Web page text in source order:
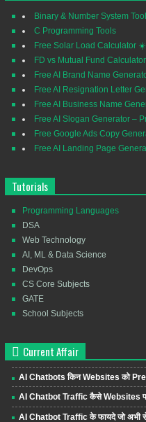
Binary & Number System
C Programming Tools
Free Solar Load Calculator ☀️
FD vs Mutual Fund Calculator
Free AI Brand Name
Free AI Resignation Letter
Free AI Business Name
Free AI Slogan Generator –
Free Google Ads Copy
Free AI Landing Page
Tutorials
Programming Languages
DSA
Web Technology
AI, ML & Data Science
DevOps
CS Core Subjects
GATE
School Subjects
Current Affair
AI Chatbots किन Websites को
AI Chatbot Traffic कैसे Websites
AI Chatbot Traffic के फायदे जो अभी